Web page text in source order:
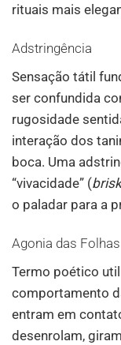
rituais mais
Adstringência
Sensação tátil
ser confundida
rugosidade
interação dos
boca. Uma
“vivacidade” (
o paladar para a
Agonia das Folhas
Termo poético
comportamento
entram em
desenrolam,